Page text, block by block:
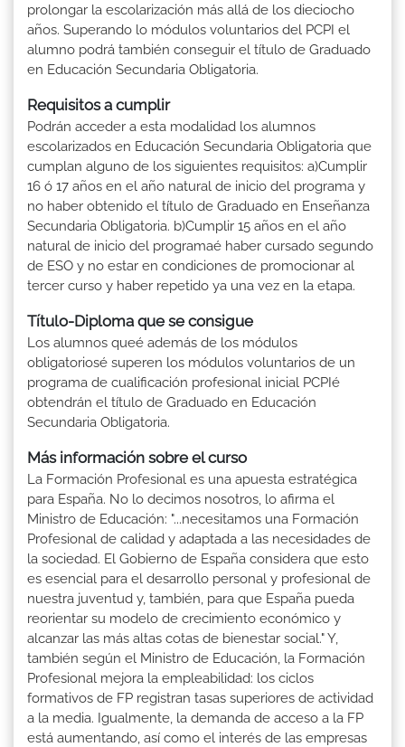
prolongar la escolarización más allá de los dieciocho
años. Superando lo módulos voluntarios del PCPI el
alumno podrá también conseguir el título de Graduado
en Educación Secundaria Obligatoria.
Requisitos a cumplir
Podrán acceder a esta modalidad los alumnos
escolarizados en Educación Secundaria Obligatoria que
cumplan alguno de los siguientes requisitos: a)Cumplir
16 ó 17 años en el año natural de inicio del programa y
no haber obtenido el título de Graduado en Enseñanza
Secundaria Obligatoria. b)Cumplir 15 años en el año
natural de inicio del programaé haber cursado segundo
de ESO y no estar en condiciones de promocionar al
tercer curso y haber repetido ya una vez en la etapa.
Título-Diploma que se consigue
Los alumnos queé además de los módulos
obligatoriosé superen los módulos voluntarios de un
programa de cualificación profesional inicial PCPIé
obtendrán el título de Graduado en Educación
Secundaria Obligatoria.
Más información sobre el curso
La Formación Profesional es una apuesta estratégica
para España. No lo decimos nosotros, lo afirma el
Ministro de Educación: "...necesitamos una Formación
Profesional de calidad y adaptada a las necesidades de
la sociedad. El Gobierno de España considera que esto
es esencial para el desarrollo personal y profesional de
nuestra juventud y, también, para que España pueda
reorientar su modelo de crecimiento económico y
alcanzar las más altas cotas de bienestar social." Y,
también según el Ministro de Educación, la Formación
Profesional mejora la empleabilidad: los ciclos
formativos de FP registran tasas superiores de actividad
a la media. Igualmente, la demanda de acceso a la FP
está aumentando, así como el interés de las empresas